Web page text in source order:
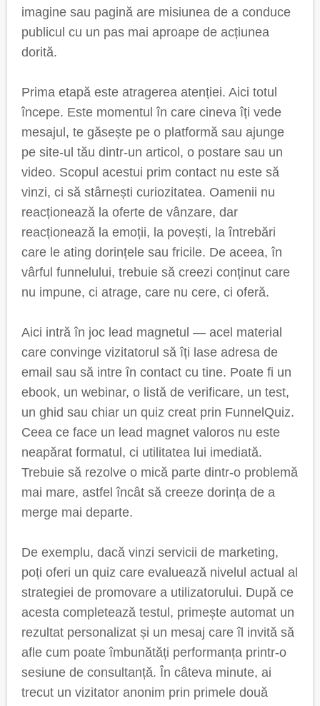
imagine sau pagină are misiunea de a conduce
publicul cu un pas mai aproape de acțiunea
dorită.
Prima etapă este atragerea atenției. Aici totul
începe. Este momentul în care cineva îți vede
mesajul, te găsește pe o platformă sau ajunge
pe site-ul tău dintr-un articol, o postare sau un
video. Scopul acestui prim contact nu este să
vinzi, ci să stârnești curiozitatea. Oamenii nu
reacționează la oferte de vânzare, dar
reacționează la emoții, la povești, la întrebări
care le ating dorințele sau fricile. De aceea, în
vârful funnelului, trebuie să creezi conținut care
nu impune, ci atrage, care nu cere, ci oferă.
Aici intră în joc lead magnetul — acel material
care convinge vizitatorul să îți lase adresa de
email sau să intre în contact cu tine. Poate fi un
ebook, un webinar, o listă de verificare, un test,
un ghid sau chiar un quiz creat prin FunnelQuiz.
Ceea ce face un lead magnet valoros nu este
neapărat formatul, ci utilitatea lui imediată.
Trebuie să rezolve o mică parte dintr-o problemă
mai mare, astfel încât să creeze dorința de a
merge mai departe.
De exemplu, dacă vinzi servicii de marketing,
poți oferi un quiz care evaluează nivelul actual al
strategiei de promovare a utilizatorului. După ce
acesta completează testul, primește automat un
rezultat personalizat și un mesaj care îl invită să
afle cum poate îmbunătăți performanța printr-o
sesiune de consultanță. În câteva minute, ai
trecut un vizitator anonim prin primele două